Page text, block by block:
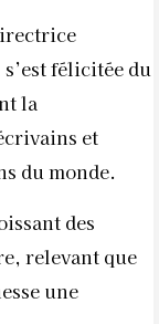
félicitée du
la
et
du monde.
des
relevant que
une